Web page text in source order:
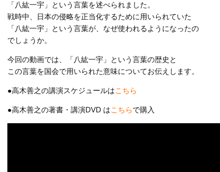
「八紘一宇」という言葉を述べられました。
戦時中、日本の侵略を正当化するために用いられていた
「八紘一宇」という言葉が、なぜ使われるようになったの
でしょうか。
今回の動画では、「八紘一宇」という言葉の歴史と
この言葉を国会で用いられた意味についてお伝えします。
●高木善之の講演スケジュールはこちら
●高木善之の著書・講演DVD はこちらで購入